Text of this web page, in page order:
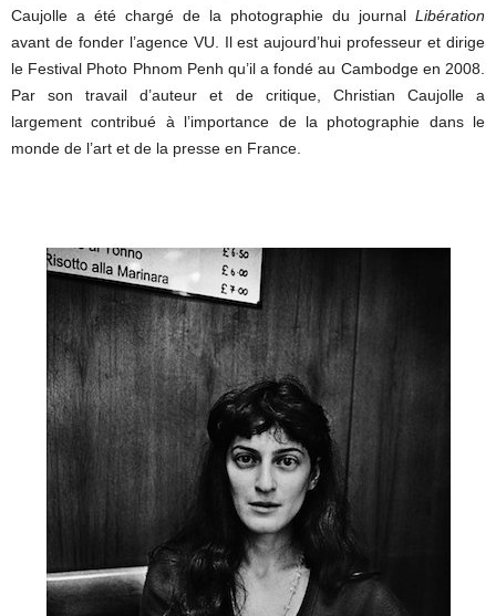
Caujolle a été chargé de la photographie du journal Libération
avant de fonder l’agence VU. Il est aujourd’hui professeur et dirige
le Festival Photo Phnom Penh qu’il a fondé au Cambodge en 2008.
Par son travail d’auteur et de critique, Christian Caujolle a
largement contribué à l’importance de la photographie dans le
monde de l’art et de la presse en France.